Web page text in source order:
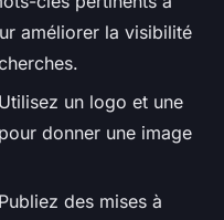
améliorer la visibilité
un logo et une
donner une image
des mises à